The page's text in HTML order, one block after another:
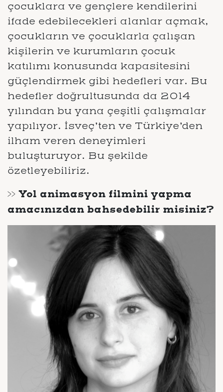
çocuklara ve gençlere kendilerini
ifade edebilecekleri alanlar açmak,
çocukların ve çocuklarla çalışan
kişilerin ve kurumların çocuk
katılımı konusunda kapasitesini
güçlendirmek gibi hedefleri var. Bu
hedefler doğrultusunda da 2014
yılından bu yana çeşitli çalışmalar
yapılıyor. İsveç’ten ve Türkiye’den
ilham veren deneyimleri
buluşturuyor. Bu şekilde
özetleyebiliriz.
>> Yol animasyon filmini yapma
amacınızdan bahsedebilir misiniz?